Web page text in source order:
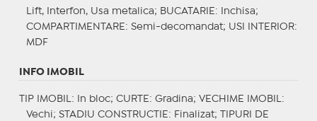
Lift, Interfon, Usa metalica; BUCATARIE : Inchisa;
COMPARTIMENTARE : Semi-decomandat; USI INTERIOR:
MDF
INFO IMOBIL
TIP IMOBIL : In bloc; CURTE : Gradina; VECHIME IMOBIL :
Vechi; STADIU CONSTRUCTIE : Finalizat;
TIPURI DE